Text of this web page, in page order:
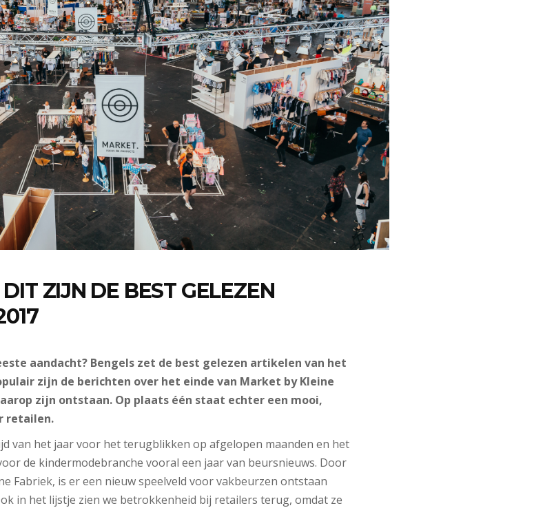
ZIJN DE BEST GELEZEN
aandacht? Bengels zet de best gelezen artikelen van het
zijn de berichten over het einde van Market by Kleine
zijn ontstaan. Op plaats één staat echter een mooi,
retailen.
van het jaar voor het terugblikken op afgelopen maanden en het
de kindermodebranche vooral een jaar van beursnieuws. Door
Fabriek, is er een nieuw speelveld voor vakbeurzen ontstaan
in het lijstje zien we betrokkenheid bij retailers terug, omdat ze